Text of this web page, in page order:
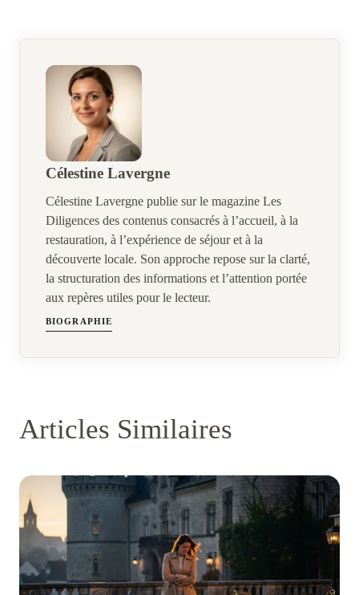
Célestine Lavergne
Célestine Lavergne publie sur le magazine Les
Diligences des contenus consacrés à l’accueil, à la
restauration, à l’expérience de séjour et à la
découverte locale. Son approche repose sur la clarté,
la structuration des informations et l’attention portée
aux repères utiles pour le lecteur.
BIOGRAPHIE
Articles Similaires